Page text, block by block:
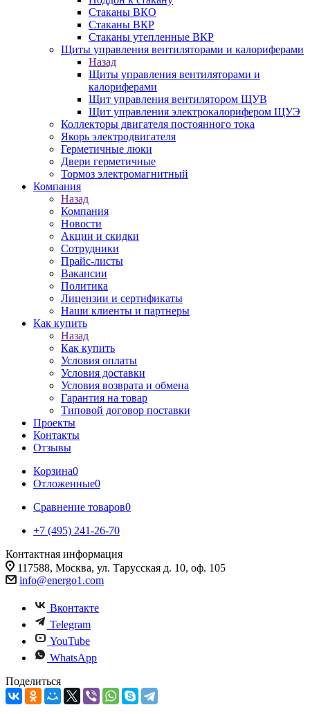
Стаканы ВКО
Стаканы ВКР
Стаканы утепленные ВКР
Щиты управления вентиляторами и калориферами
Назад
Щиты управления вентиляторами и
калориферами
Щит управления вентилятором ЩУВ
Щит управления электрокалорифером ЩУЭ
Коллекторы двигателя постоянного тока
Якорь электродвигателя
Герметичные люки
Двери герметичные
Тормоз электромагнитный
Компания
Назад
Компания
Новости
Акции и скидки
Сотрудники
Прайс-листы
Вакансии
Политика
Лицензии и сертификаты
Наши клиенты и партнеры
Как купить
Назад
Как купить
Условия оплаты
Условия доставки
Условия возврата и обмена
Гарантия на товар
Типовой договор поставки
Проекты
Контакты
Отзывы
Корзина0
Отложенные0
Сравнение товаров0
+7 (495) 241-26-70
Контактная информация
117588, Москва, ул. Тарусская д. 10, оф. 105
info@energo1.com
Вконтакте
Telegram
YouTube
WhatsApp
Поделиться